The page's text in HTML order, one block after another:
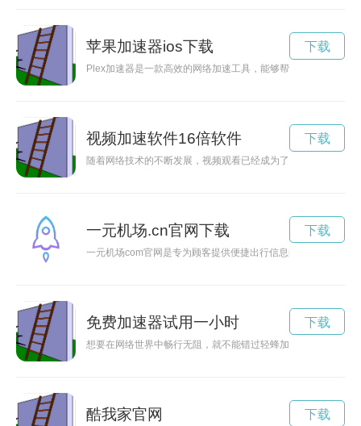
苹果加速器ios下载
Plex加速器是一款高效的网络加速工具，能够帮助用户解决网
下载
视频加速软件16倍软件
随着网络技术的不断发展，视频观看已经成为了人们日常生活
下载
一元机场.cn官网下载
一元机场com官网是专为顾客提供便捷出行信息的平台，通过
下载
免费加速器试用一小时
想要在网络世界中畅行无阻，就不能错过轻蜂加速器app下载
下载
酷我家官网 下载